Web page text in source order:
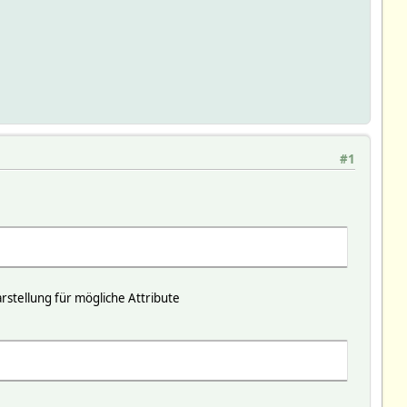
#1
für mögliche Attribute